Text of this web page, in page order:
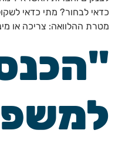
כדאי לבחור? מתי כדאי
מטרת ההלוואה: צריכה או